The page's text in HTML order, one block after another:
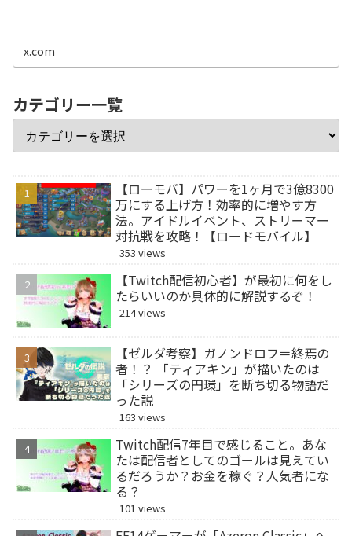
x.com
カテゴリー一覧
【ローモバ】パワーを1ヶ月で3億8300
万にする上げ方！効率的に増やす方
法。アイドルイベント、ストリーマー
対抗戦を攻略！【ロードモバイル】
353 views
【Twitch配信初心者】が最初に何をし
たらいいのか具体的に解説するぞ！
214 views
【ゼルダ考察】ガノンドロフ＝終焉の
者！？ 「ティアキン」が描いたのは
「シリーズの円環」を断ち切る物語だ
った説
163 views
Twitch配信7年目で感じること。あな
たは配信者としてのゴールは見えてい
るだろうか？お金を稼ぐ？人気者にな
る？
101 views